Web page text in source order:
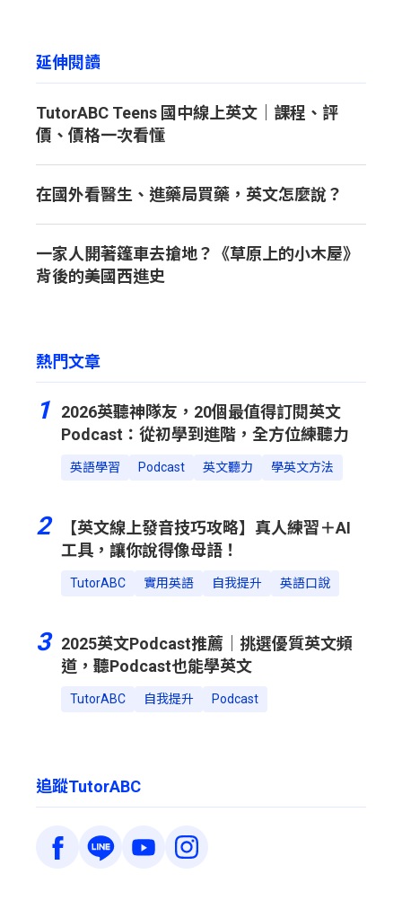
延伸閱讀
TutorABC Teens 國中線上英文｜課程、評
價、價格一次看懂
在國外看醫生、進藥局買藥，英文怎麼說？
一家人開著篷車去搶地？《草原上的小木屋》
背後的美國西進史
熱門文章
1
2026英聽神隊友，20個最值得訂閱英文
Podcast：從初學到進階，全方位練聽力
英語學習 Podcast 英文聽力 學英文方法
2
【英文線上發音技巧攻略】真人練習＋AI
工具，讓你說得像母語！
TutorABC 實用英語 自我提升 英語口說
3
2025英文Podcast推薦｜挑選優質英文頻
道，聽Podcast也能學英文
TutorABC 自我提升 Podcast
追蹤TutorABC